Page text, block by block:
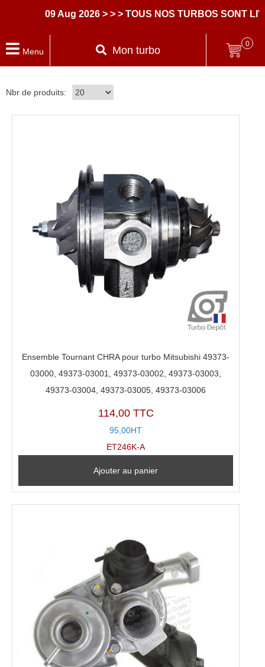
09 Aug 2026 > > > TOUS NOS TURBOS SONT
Menu Mon turbo
0
Nbr de produits:
Ensemble Tournant CHRA pour turbo Mitsubishi 49373-
03000, 49373-03001, 49373-03002, 49373-03003,
49373-03004, 49373-03005, 49373-03006
114,00 TTC
95,00HT
ET246K-A
Ajouter au panier